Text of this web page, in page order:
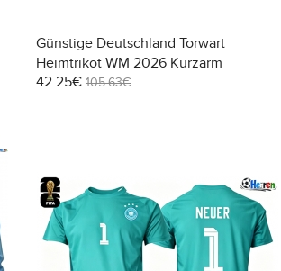
Günstige Deutschland Torwart
Heimtrikot WM 2026 Kurzarm
42.25€ 105.63€